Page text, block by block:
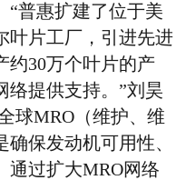
“普惠扩建了位于美
叶片工厂，引进先进
约30万个叶片的产
络提供支持。”刘昊
球MRO（维护、维
保发动机可用性、
通过扩大MRO网络